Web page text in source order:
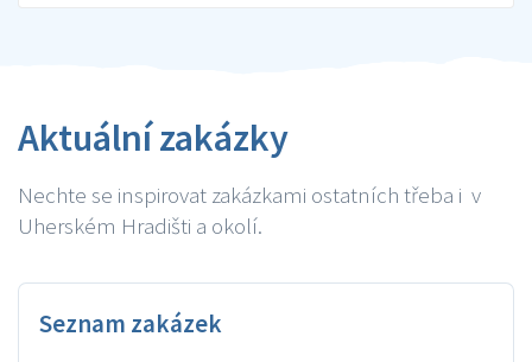
Aktuální zakázky
Nechte se inspirovat zakázkami ostatních třeba i v
Uherském Hradišti a okolí.
Seznam zakázek